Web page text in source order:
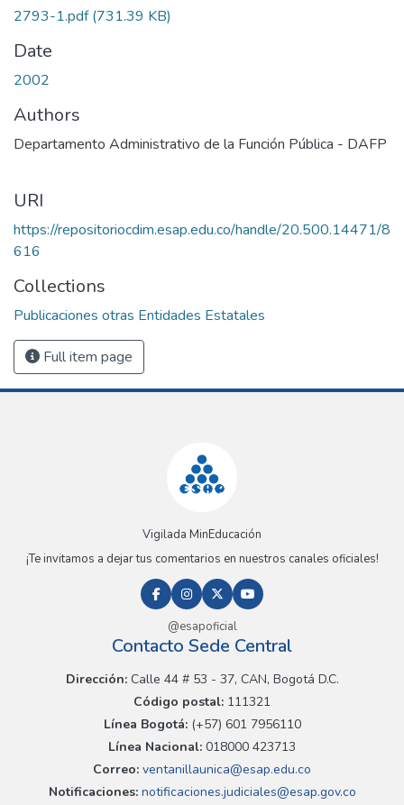
2793-1.pdf(731.39 KB)
Date
2002
Authors
Departamento Administrativo de la Función Pública - DAFP
URI
https://repositoriocdim.esap.edu.co/handle/20.500.14471/8
616
Collections
Publicaciones otras Entidades Estatales
Full item page
Vigilada MinEducación
¡Te invitamos a dejar tus comentarios en nuestros canales oficiales!
@esapoficial
Contacto Sede Central
Dirección:Calle 44 # 53 - 37, CAN, Bogotá D.C.
Código postal: 111321
Línea Bogotá:(+57) 601 7956110
Línea Nacional: 018000 423713
Correo: ventanillaunica@esap.edu.co
Notificaciones:notificaciones.judiciales@esap.gov.co